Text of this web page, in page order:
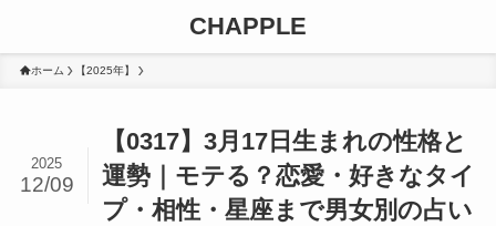
CHAPPLE
ホーム 【2025年】
【0317】3月17日生まれの性格と
運勢｜モテる？恋愛・好きなタイ
プ・相性・星座まで男女別の占い
2025
12/09